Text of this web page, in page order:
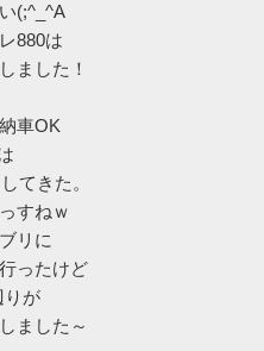
(;^_^A
880は
ました！
車OK
てきた。
すねｗ
リに
ったけど
りが
ました～